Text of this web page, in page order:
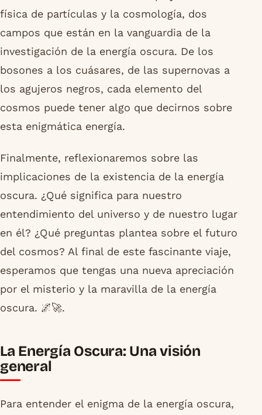
física de partículas y la cosmología, dos
campos que están en la vanguardia de la
investigación de la energía oscura. De los
bosones a los cuásares, de las supernovas a
los agujeros negros, cada elemento del
cosmos puede tener algo que decirnos sobre
esta enigmática energía.
Finalmente, reflexionaremos sobre las
implicaciones de la existencia de la energía
oscura. ¿Qué significa para nuestro
entendimiento del universo y de nuestro lugar
en él? ¿Qué preguntas plantea sobre el futuro
del cosmos? Al final de este fascinante viaje,
esperamos que tengas una nueva apreciación
por el misterio y la maravilla de la energía
oscura. 🌌🚀.
La Energía Oscura: Una visión
general
Para entender el enigma de la energía oscura,